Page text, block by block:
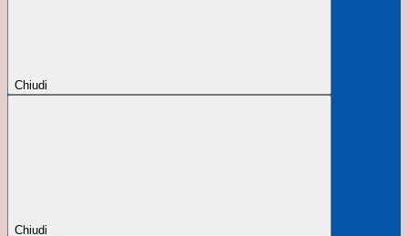
Chiudi
Chiudi